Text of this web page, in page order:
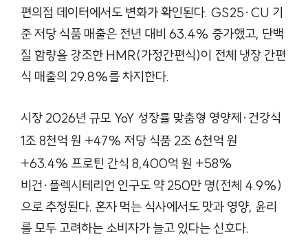
편의점 데이터에서도 변화가 확인된다. GS25·CU 기
준 저당 식품 매출은 전년 대비 63.4% 증가했고, 단백
질 함량을 강조한 HMR(가정간편식)이 전체 냉장 간편
식 매출의 29.8%를 차지한다.
시장 2026년 규모 YoY 성장률 맞춤형 영양제·건강식
1조 8천억 원 +47% 저당 식품 2조 6천억 원
+63.4% 프로틴 간식 8,400억 원 +58%
비건·플렉시테리언 인구도 약 250만 명(전체 4.9%)
으로 추정된다. 혼자 먹는 식사에서도 맛과 영양, 윤리
를 모두 고려하는 소비자가 늘고 있다는 신호다.